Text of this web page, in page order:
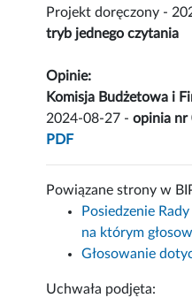
Projekt doręczony -
tryb jednego czytania
Opinie:
Komisja Budżetowa i
2024-08-27 -opinia nr
PDF
Powiązane strony w
Posiedzenie
na którym
Głosowanie
Uchwała podjęta: